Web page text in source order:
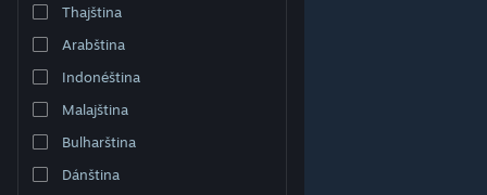
Desktopová verze stránky
Thajština
Arabština
Indonéština
Malajština
Bulharština
Dánština